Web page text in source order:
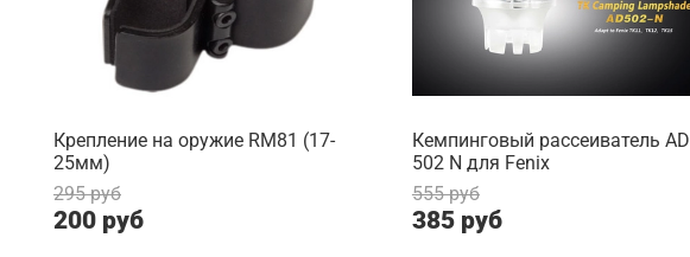
Крепление на оружие RM81 (17-
25мм)
295 руб
200 руб
Кемпинговый рассеиватель AD
502 N для Fenix
555 руб
385 руб